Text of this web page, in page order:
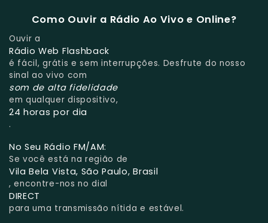
Como Ouvir a Rádio Ao Vivo e Online?
Ouvir a
Rádio Web Flashback
é fácil, grátis e sem interrupções. Desfrute do nosso
sinal ao vivo com
som de alta fidelidade
em qualquer dispositivo,
24 horas por dia
.
No Seu Rádio FM/AM:
Se você está na região de
Vila Bela Vista, São Paulo, Brasil
, encontre-nos no dial
DIRECT
para uma transmissão nítida e estável.